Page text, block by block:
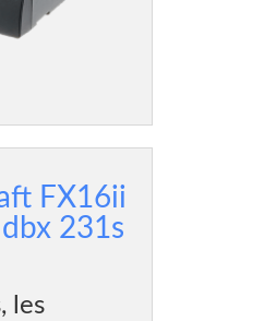
FX16ii
231s
les